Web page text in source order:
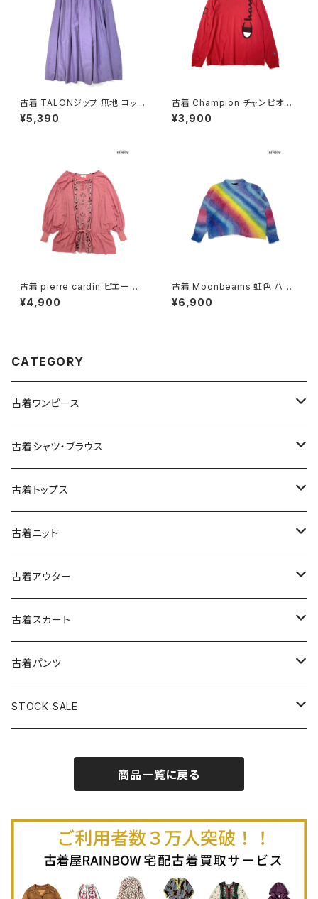
古着 TALONジップ 無地 コット
ン 膝丈 スカート 紫 (ba26070
02)
¥5,390
古着 Champion チャンピオン
ロゴ ブランドロゴ コットン10
0％ 長袖 Ｔシャツ 赤 (ttu2501
¥3,900
古着 pierre cardin ピエール・
カルダン リボン 総柄 カットソー
長袖 ブラウス サーモンピンク (t
¥4,900
古着 Moonbeams 虹色 ハイ
ネック 総柄 長袖 ニット セータ
ー カラフル 水色 (ttu2501051)
¥6,900
CATEGORY
古着ワンピース
古着長袖ワンピース
古着半袖ワンピース
古着ノースリーブワンピース
古着キャミソールワンピース
古着ベアトップワンピース
古着オールインワン
古着オーバーオール
古着シャツ・ブラウス
古着長袖シャツ・ブラウス
古着半袖シャツ・ブラウス
古着ノースリーブシャツ・ブラウス
古着トップス
古着スウェット&パーカー
古着スウェット
古着パーカー
古着プルオーバー
古着長袖プルオーバー
古着半袖プルオーバー
古着Ｔシャツ
古着長袖Ｔシャツ
古着半袖Ｔシャツ
古着ベスト
古着キャミソール
古着ポロシャツ
古着長袖ポロシャツ
古着スウェット
古着ニット
古着セーター
古着カーディガン
古着半袖ニット
古着ニットアウター
古着アウター
古着ライトジャケット
古着ライトコート
古着ヘビージャケット
古着羽織り
古着スカート
古着ロング丈スカート (丈76cm-)
古着膝丈スカート (丈56-75cm)
古着ミニ丈スカート (丈56-75cm)
古着パンツ
古着ロング丈パンツ
STOCK SALE
Autumn / Winter
商品一覧に戻る